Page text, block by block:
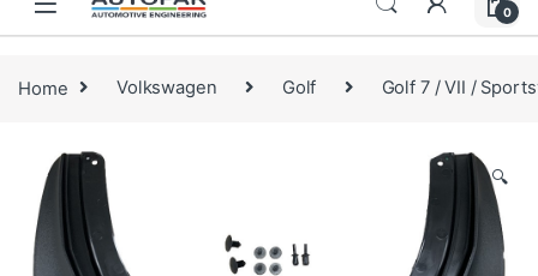
0
Home Volkswagen Golf Golf 7 / VII /
🔍